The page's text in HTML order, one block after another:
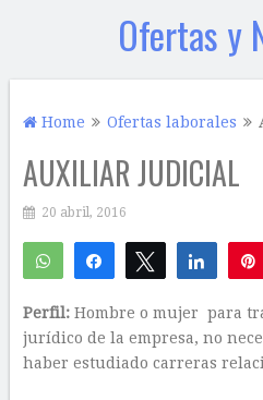
Ofertas y
Home Ofertas laborales
AUXILIAR JUDICIAL
20 abril, 2016
WhatsAppCompartirTwittear
Perfil: Hombre o mujer para
jurídico de la empresa, no
haber estudiado carreras